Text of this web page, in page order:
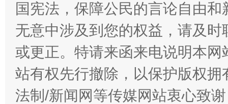
揭开“小金库”的免责幌子
国宪法，保障公民的言论自由
无意中涉及到您的权益，请及
或更正。特请来函来电说明本
站有权先行撤除，以保护版权
法制/新闻网等传媒网站衷心致